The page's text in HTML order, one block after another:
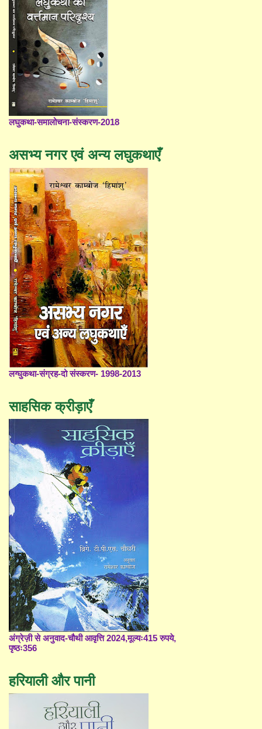
लघुकथा-समालोचना-संस्करण-2018
असभ्य नगर एवं अन्य लघुकथाएँ
लग्घुकथा-संग्रह-दो संस्करण- 1998-2013
साहसिक क्रीड़ाएँ
अंग्रेज़ी से अनुवाद-चौथी आवृत्ति 2024,मूल्यः415 रुपये,
पृष्ठः356
हरियाली और पानी